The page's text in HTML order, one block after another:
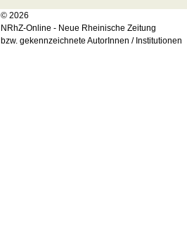
© 2026
NRhZ-Online - Neue Rheinische Zeitung
bzw. gekennzeichnete AutorInnen / Institutionen